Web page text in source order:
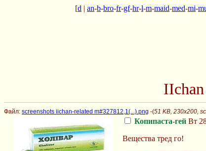
[d | an-b-bro-fr-gf-hr-l-m-maid-med-mi-
Файл: screenshots iichan-related m#327812,1(...).png -(51 KB, 230x200,
Копипаста-гей Вт
Вещества тред го!